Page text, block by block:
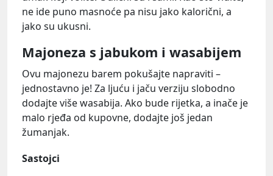
ne ide puno masnoće pa nisu jako kalorični, a
jako su ukusni.
Majoneza s jabukom i wasabijem
Ovu majonezu barem pokušajte napraviti –
jednostavno je! Za ljuću i jaču verziju slobodno
dodajte više wasabija. Ako bude rijetka, a inače je
malo rjeđa od kupovne, dodajte još jedan
žumanjak.
Sastojci